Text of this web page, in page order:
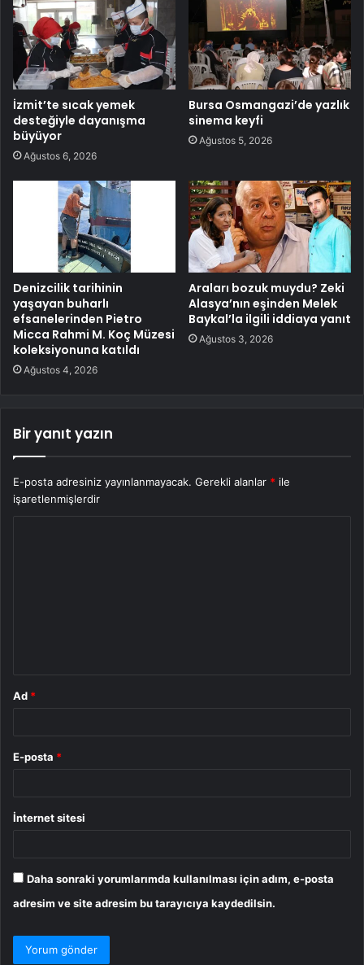
İzmit’te sıcak yemek
desteğiyle dayanışma
büyüyor
Ağustos 6, 2026
Bursa Osmangazi’de yazlık
sinema keyfi
Ağustos 5, 2026
Denizcilik tarihinin
yaşayan buharlı
efsanelerinden Pietro
Micca Rahmi M. Koç Müzesi
koleksiyonuna katıldı
Ağustos 4, 2026
Araları bozuk muydu? Zeki
Alasya’nın eşinden Melek
Baykal’la ilgili iddiaya yanıt
Ağustos 3, 2026
Bir yanıt yazın
E-posta adresiniz yayınlanmayacak. Gerekli alanlar * ile
işaretlenmişlerdir
Ad *
E-posta *
İnternet sitesi
Daha sonraki yorumlarımda kullanılması için adım, e-posta
adresim ve site adresim bu tarayıcıya kaydedilsin.